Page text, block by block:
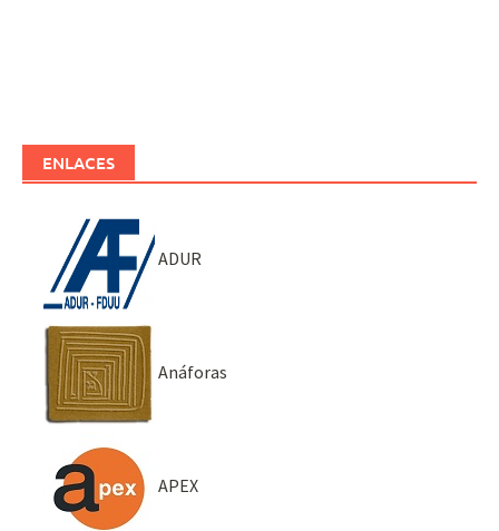
ENLACES
ADUR
Anáforas
APEX